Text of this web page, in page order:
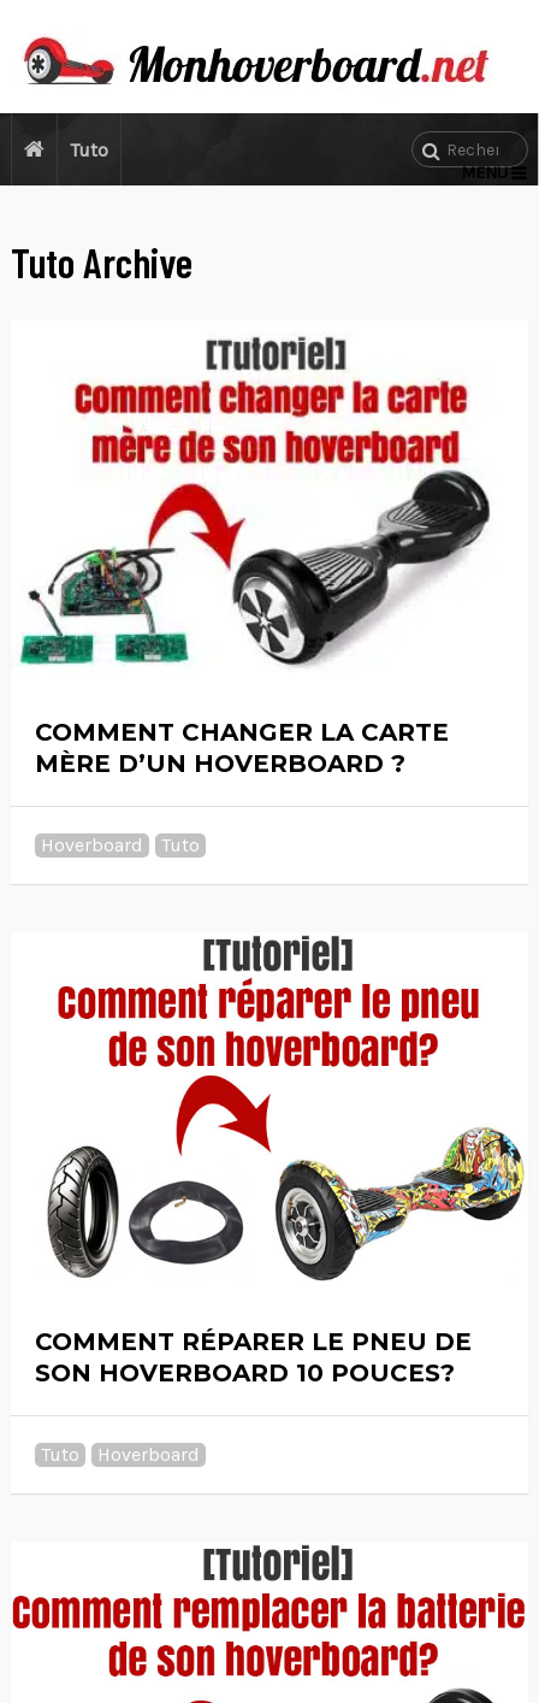
MENU
Tuto
Tuto Archive
COMMENT CHANGER LA CARTE
MÈRE D’UN HOVERBOARD ?
Hoverboard Tuto
COMMENT RÉPARER LE PNEU DE
SON HOVERBOARD 10 POUCES?
Tuto Hoverboard